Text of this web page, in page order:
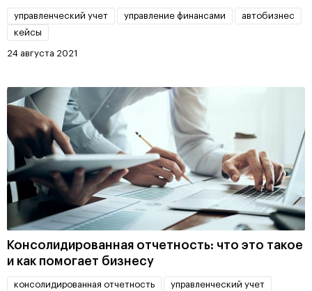
управленческий учет управление финансами
автобизнес
кейсы
24 августа 2021
Консолидированная отчетность: что это такое
и как помогает бизнесу
консолидированная отчетность управленческий учет